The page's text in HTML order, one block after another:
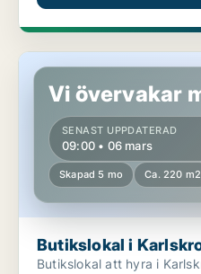
Butikslokal i Karlskrona
Vi övervakar
SENAST UPPDATERAD
09:00 • 06 mars
Skapad 5 mo Ca. 220 m2
Butikslokal i
Butikslokal att hyra i